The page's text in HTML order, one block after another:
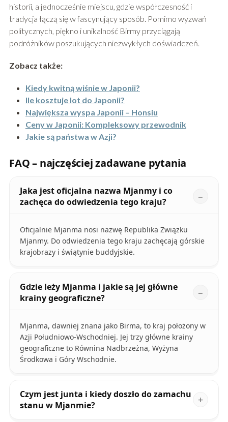
historii, a jednocześnie miejscu, gdzie współczesność i
tradycja łączą się w fascynujący sposób. Pomimo wyzwań
politycznych, piękno i unikalność Birmy przyciągają
podróżników poszukujących niezwykłych doświadczeń.
Zobacz także:
Kiedy kwitną wiśnie w Japonii?
Ile kosztuje lot do Japonii?
Największa wyspa Japonii – Honsiu
Ceny w Japonii: Kompleksowy przewodnik
Jakie są państwa w Azji?
FAQ – najczęściej zadawane pytania
Jaka jest oficjalna nazwa Mjanmy i co
zachęca do odwiedzenia tego kraju?
Oficjalnie Mjanma nosi nazwę Republika Związku
Mjanmy. Do odwiedzenia tego kraju zachęcają górskie
krajobrazy i świątynie buddyjskie.
Gdzie leży Mjanma i jakie są jej główne
krainy geograficzne?
Mjanma, dawniej znana jako Birma, to kraj położony w
Azji Południowo-Wschodniej. Jej trzy główne krainy
geograficzne to Równina Nadbrzeżna, Wyżyna
Środkowa i Góry Wschodnie.
Czym jest junta i kiedy doszło do zamachu
stanu w Mjanmie?